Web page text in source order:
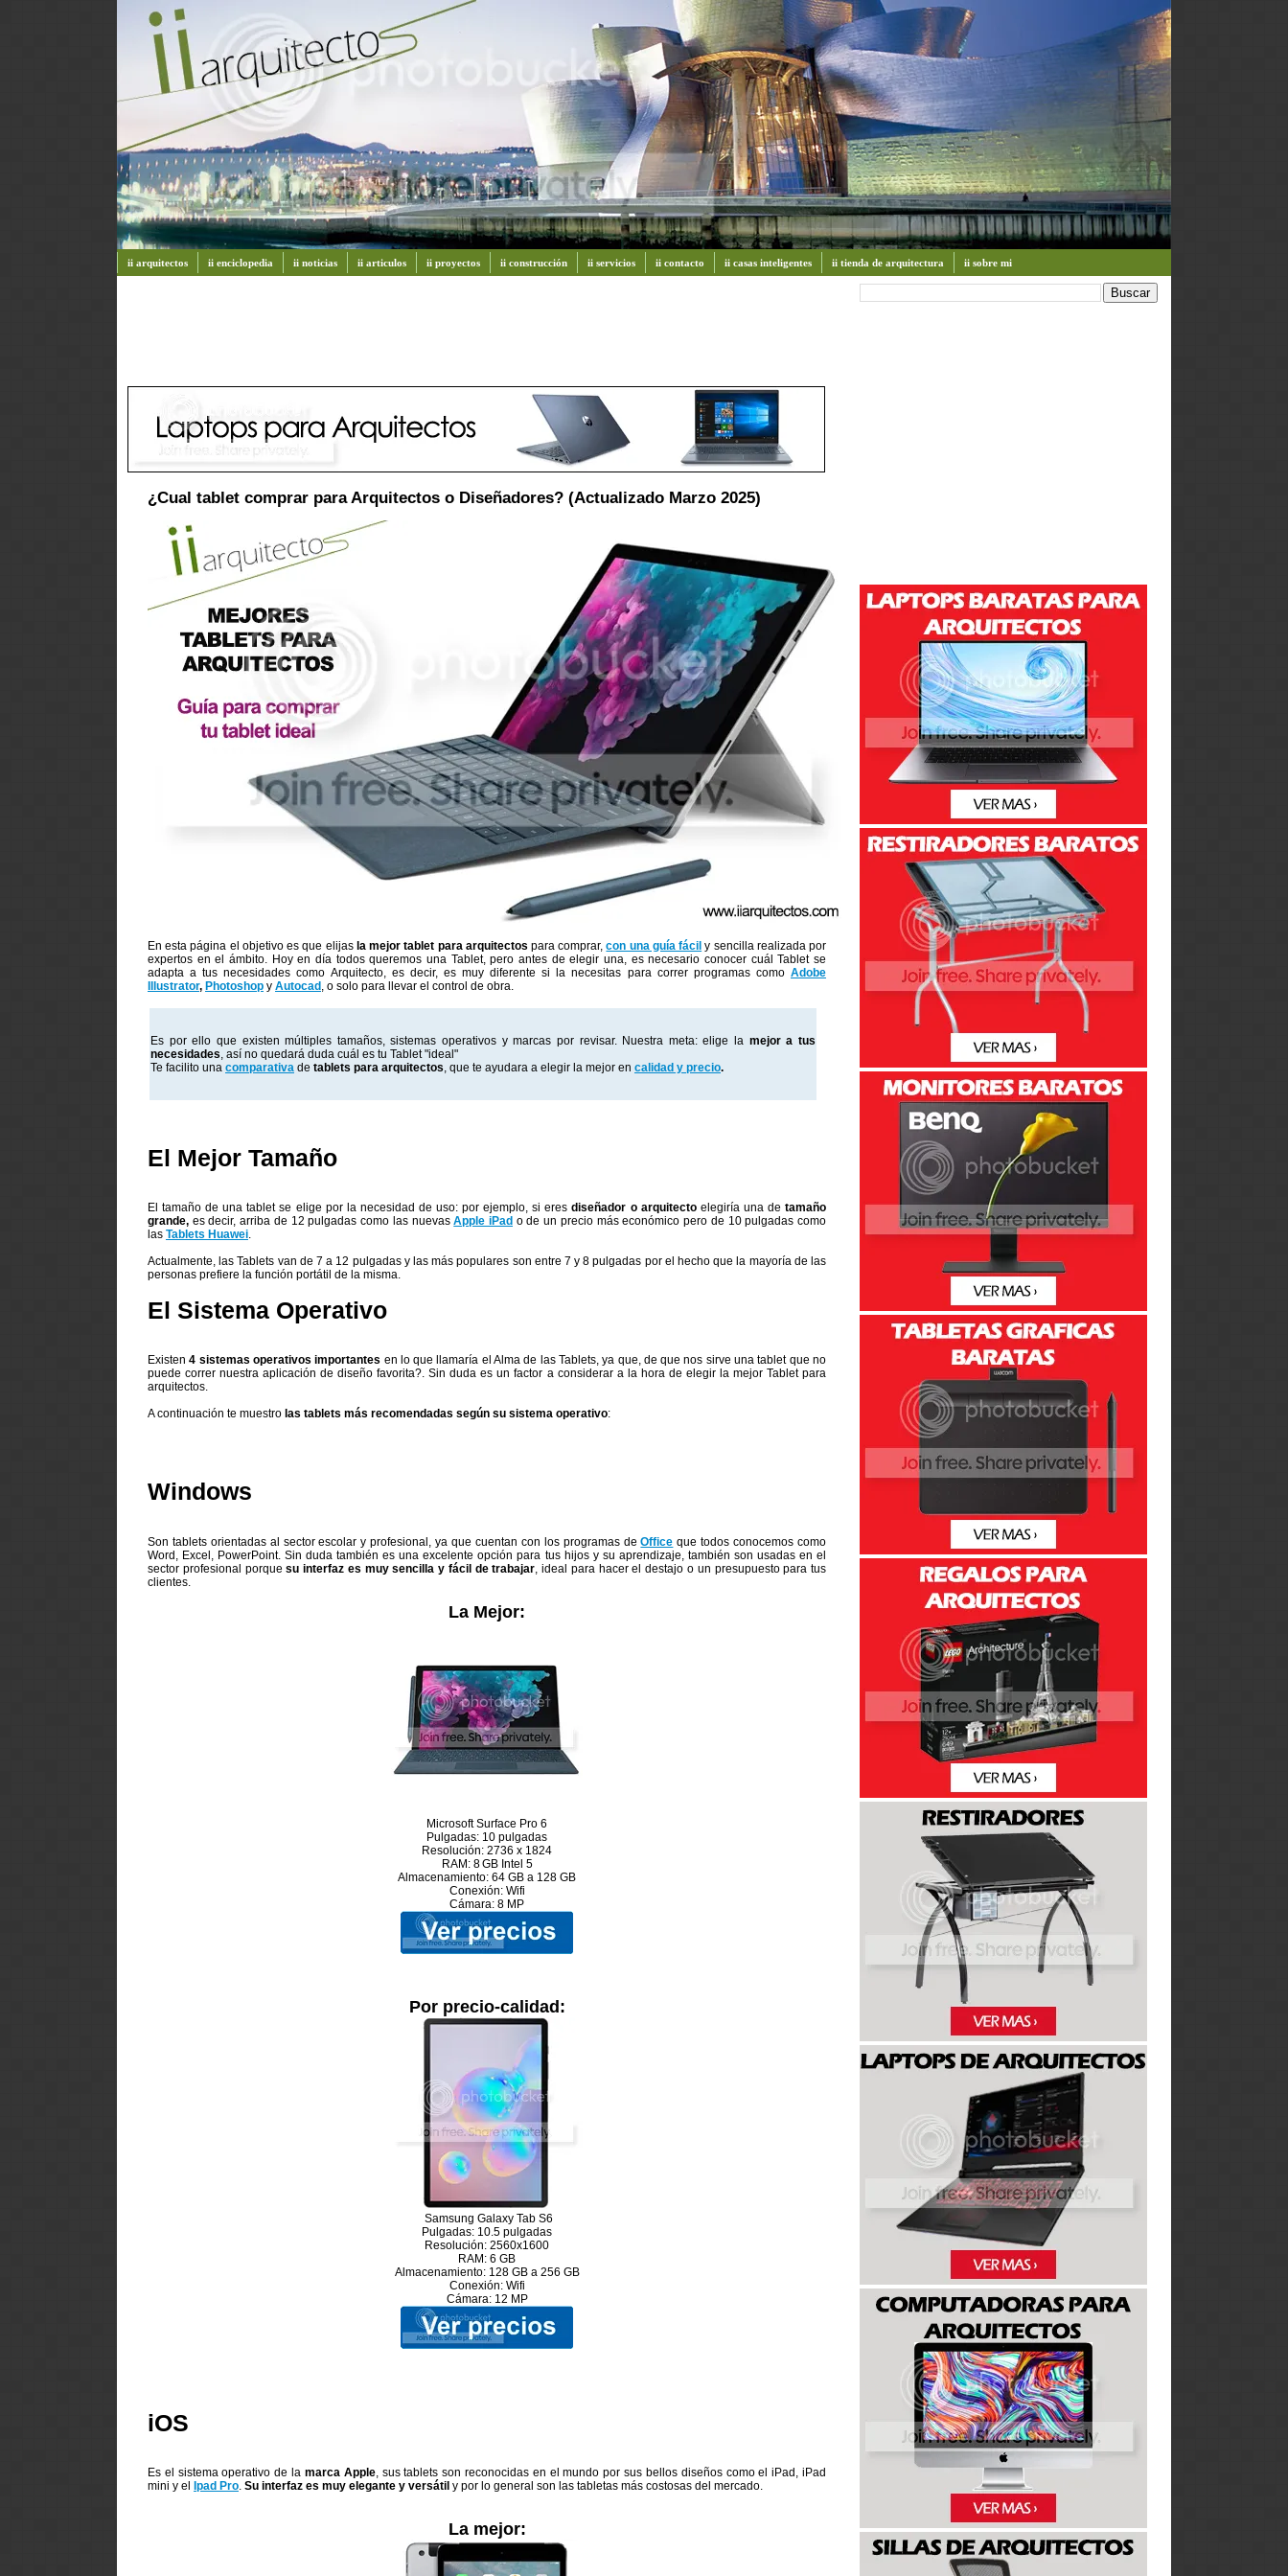
ii arquitectos ii enciclopedia ii noticias ii articulos ii proyectos ii construcción ii servicios ii contacto ii casas inteligentes ii tienda de arquitectura ii sobre mi
¿Cual tablet comprar para Arquitectos o Diseñadores? (Actualizado Marzo 2025)
En esta página el objetivo es que elijas la mejor tablet para arquitectos para comprar,con una guía fácil y sencilla realizada por
expertos en el ámbito. Hoy en día todos queremos una Tablet, pero antes de elegir una, es necesario conocer cuál Tablet se
adapta a tus necesidades como Arquitecto, es decir, es muy diferente si la necesitas para correr programas como Adobe
Illustrator, Photoshop y Autocad , o solo para llevar el control de obra.
Es por ello que existen múltiples tamaños, sistemas operativos y marcas por revisar. Nuestra meta: elige la mejor a tus
necesidades, así no quedará duda cuál es tu Tablet "ideal"
Te facilito una comparativa de tablets para arquitectos, que te ayudara a elegir la mejor en calidad y precio.
El Mejor Tamaño
El tamaño de una tablet se elige por la necesidad de uso: por ejemplo, si eresdiseñador o arquitectoelegiría una detamaño
grande, es decir, arriba de 12 pulgadas como las nuevasApple iPad o de un precio más económico pero de 10 pulgadas como
las Tablets Huawei.
Actualmente, las Tablets van de 7 a 12 pulgadas y las más populares son entre 7 y 8 pulgadas por el hecho que la mayoría de las
personas prefiere la función portátil de la misma.
El Sistema Operativo
Existen4 sistemas operativos importantes en lo que llamaría el Alma de las Tablets, ya que, de que nos sirve una tablet que no
puede correr nuestra aplicación de diseño favorita?. Sin duda es un factor a considerar a la hora de elegir la mejor Tablet para
arquitectos.
A continuación te muestro las tablets más recomendadas según su sistema operativo:
Windows
Son tablets orientadas al sector escolar y profesional, ya que cuentan con los programas deOffice que todos conocemos como
Word, Excel, PowerPoint. Sin duda también es una excelente opción para tus hijos y su aprendizaje, también son usadas en el
sector profesional porquesu interfaz es muy sencilla y fácil de trabajar, ideal para hacer el destajo o un presupuesto para tus
clientes.
La Mejor:
Microsoft Surface Pro 6
Pulgadas: 10 pulgadas
Resolución: 2736 x 1824
RAM: 8 GB Intel 5
Almacenamiento: 64 GB a 128 GB
Conexión: Wifi
Cámara: 8 MP
Por precio-calidad:
Samsung Galaxy Tab S6
Pulgadas: 10.5 pulgadas
Resolución: 2560x1600
RAM: 6 GB
Almacenamiento: 128 GB a 256 GB
Conexión: Wifi
Cámara: 12 MP
iOS
Es el sistema operativo de la marca Apple, sus tablets son reconocidas en el mundo por sus bellos diseños como el iPad, iPad
mini y el
Ipad Pro. Su interfaz es muy elegante y versátil y por lo general son las tabletas más costosas del mercado.
La mejor: